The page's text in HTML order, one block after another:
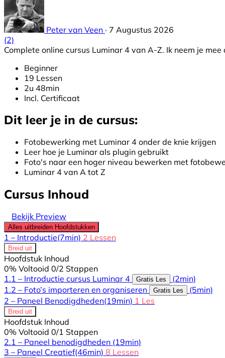
Peter van Veen · 7 Augustus 2026
(2)
Complete online cursus Luminar 4 van A-Z. Ik neem je
Beginner
19 Lessen
2u 48min
Incl. Certificaat
Dit leer je in de cursus:
Fotobewerking met Luminar 4 onder de knie krijgen
Leer hoe je Luminar als plugin gebruikt
Foto's naar een hoger niveau bewerken met
Luminar 4 van A tot Z
Cursus Inhoud
Bekijk Preview
Alles uitbreiden Hoofdstukken
1 – Introductie(7min) 2 Lessen
Breid uit
Hoofdstuk Inhoud
0% Voltooid 0/2 Stappen
1.1 – Introductie cursus Luminar 4
Gratis Les
(2min)
1.2 – Foto’s importeren en organiseren
Gratis Les
(5min)
2 – Paneel Benodigdheden(19min) 1 Les
Breid uit
Hoofdstuk Inhoud
0% Voltooid 0/1 Stappen
2.1 – Paneel benodigdheden (19min)
3 – Paneel Creatief(46min) 8 Lessen